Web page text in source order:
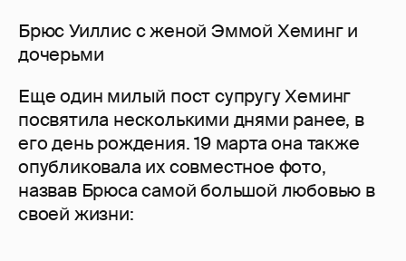
Брюс Уиллис с женой Эммой Хеминг и
дочерьми
Еще один милый пост супругу Хеминг
посвятила несколькими днями ранее, в
его день рождения. 19 марта она также
опубликовала их совместное фото,
назвав Брюса самой большой любовью в
своей жизни: